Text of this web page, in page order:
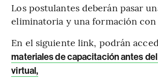
Los postulantes deberán pasar
eliminatoria y una formación
En el siguiente link, podrán
materiales de capacitación antes
virtual,